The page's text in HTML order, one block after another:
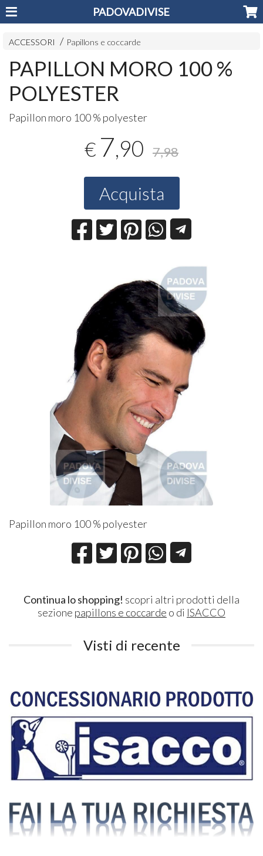
PADOVADIVISE
ACCESSORI Papillons e coccarde
PAPILLON MORO 100 %
POLYESTER
Papillon moro 100 % polyester
€ 7,90 7,98
Acquista
Papillon moro 100 % polyester
Continua lo shopping! scopri altri prodotti della
sezione papillons e coccarde o di ISACCO
Visti di recente